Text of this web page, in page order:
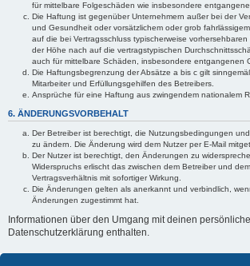
für mittelbare Folgeschäden wie insbesondere
Die Haftung ist gegenüber Unternehmern außer bei der
und Gesundheit oder vorsätzlichem oder grob
auf die bei Vertragsschluss typischerweise
der Höhe nach auf die vertragstypischen
auch für mittelbare Schäden, insbesondere entgangenen
Die Haftungsbegrenzung der Absätze a bis c gilt
Mitarbeiter und Erfüllungsgehilfen des Betreibers.
Ansprüche für eine Haftung aus zwingendem nationalem
6. ÄNDERUNGSVORBEHALT
Der Betreiber ist berechtigt, die Nutzungsbedingungen
zu ändern. Die Änderung wird dem Nutzer per E-Mail
Der Nutzer ist berechtigt, den Änderungen zu
Widerspruchs erlischt das zwischen dem Betreiber und
Vertragsverhältnis mit sofortiger Wirkung.
Die Änderungen gelten als anerkannt und verbindlich,
Änderungen zugestimmt hat.
Informationen über den Umgang mit deinen
Datenschutzerklärung enthalten.